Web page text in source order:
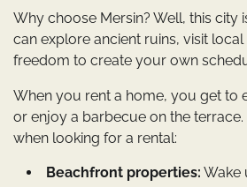
Why choose Mersin? Well, this city
can explore ancient ruins, visit
freedom to create your own
When you rent a home, you get to
or enjoy a barbecue on the
when looking for a rental:
Beachfront properties: Wake